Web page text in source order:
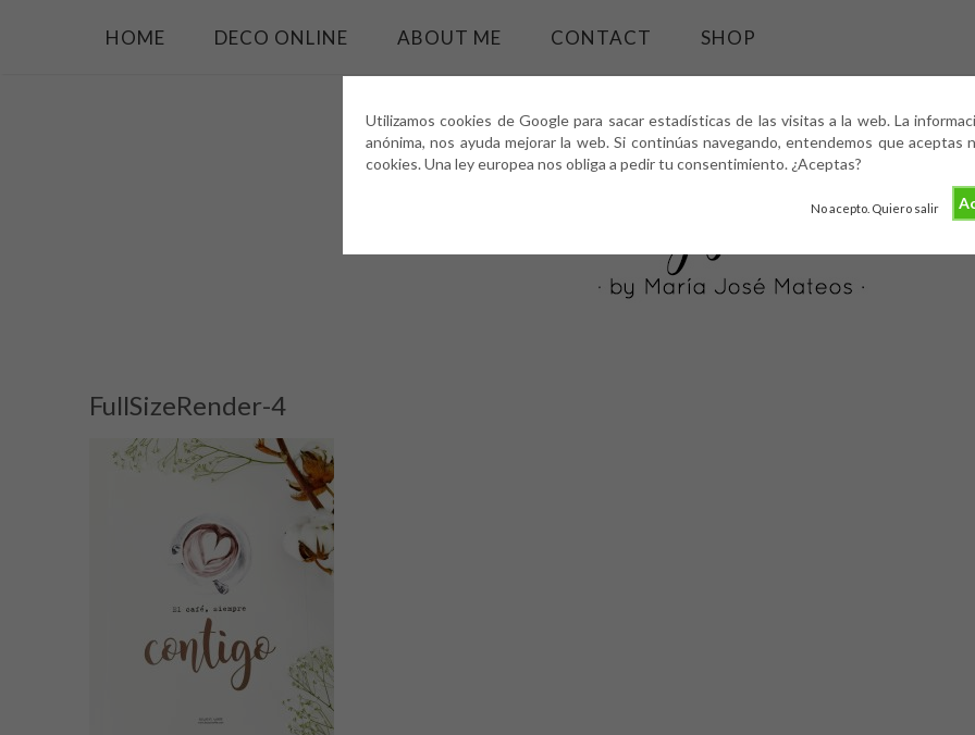
Utilizamos cookies de Google para sacar estadísticas de las visitas a la web. La
anónima, nos ayuda mejorar la web. Si continúas navegando, entendemos que aceptas
cookies. Una ley europea nos obliga a pedir tu consentimiento. ¿Aceptas?
No acepto. Quiero salir
HOME DECO ONLINE ABOUT ME CONTACT SHOP
FullSizeRender-4